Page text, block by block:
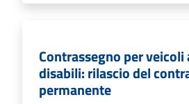
Contrassegno per veicoli
disabili: rilascio del
permanente